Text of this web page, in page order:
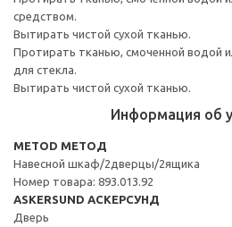
средством.
Вытирать чистой сухой тканью.
Протирать тканью, смоченной водой
для стекла.
Вытирать чистой сухой тканью.
Информация об
METOD МЕТОД
Навесной шкаф/2дверцы/2ящика
Номер товара: 893.013.92
ASKERSUND АСКЕРСУНД
Дверь